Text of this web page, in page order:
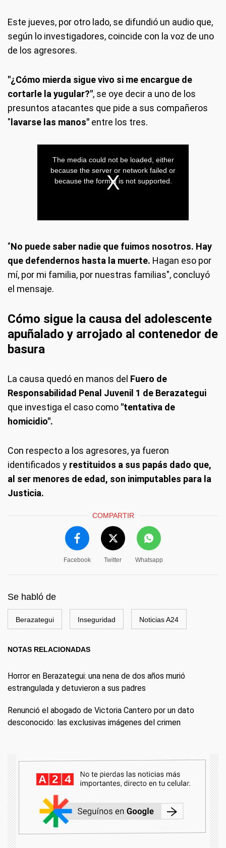
Este jueves, por otro lado, se difundió un audio que,
según lo investigadores, coincide con la voz de uno
de los agresores.
"¿Cómo mierda sigue vivo si me encargue de
cortarle la yugular?", se oye decir a uno de los
presuntos atacantes que pide a sus compañeros
"lavarse las manos" entre los tres.
"No puede saber nadie que fuimos nosotros. Hay
que defendernos hasta la muerte. Hagan eso por
mí, por mi familia, por nuestras familias", concluyó
el mensaje.
Cómo sigue la causa del adolescente
apuñalado y arrojado al contenedor de
basura
La causa quedó en manos del Fuero de
Responsabilidad Penal Juvenil 1 de Berazategui
que investiga el caso como "tentativa de
homicidio".
Con respecto a los agresores, ya fueron
identificados y restituidos a sus papás dado que,
al ser menores de edad, son inimputables para la
Justicia.
COMPARTIR
Facebook Twitter Whatsapp
Se habló de
Berazategui Inseguridad Noticias A24
NOTAS RELACIONADAS
Horror en Berazategui: una nena de dos años murió
estrangulada y detuvieron a sus padres
Renunció el abogado de Victoria Cantero por un dato
desconocido: las exclusivas imágenes del crimen